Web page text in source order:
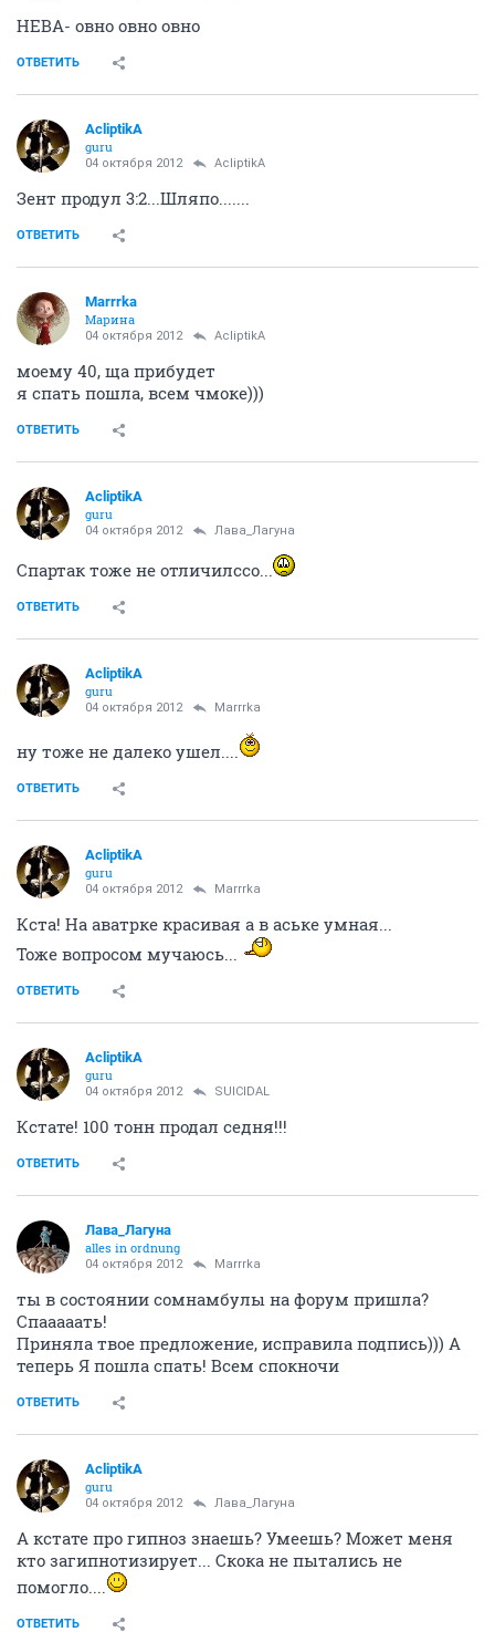
НЕВА- овно овно овно
ОТВЕТИТЬ
AcliptikA
guru
04 октября 2012 AcliptikA
Зент продул 3:2...Шляпо.......
ОТВЕТИТЬ
Marrrka
Марина
04 октября 2012 AcliptikA
моему 40, ща прибудет
я спать пошла, всем чмоке)))
ОТВЕТИТЬ
AcliptikA
guru
04 октября 2012 Лава_Лагуна
Спартак тоже не отличилссо...
ОТВЕТИТЬ
AcliptikA
guru
04 октября 2012 Marrrka
ну тоже не далеко ушел....
ОТВЕТИТЬ
AcliptikA
guru
04 октября 2012 Marrrka
Кста! На аватрке красивая а в аське умная...
Тоже вопросом мучаюсь...
ОТВЕТИТЬ
AcliptikA
guru
04 октября 2012 SUICIDAL
Кстате! 100 тонн продал седня!!!
ОТВЕТИТЬ
Лава_Лагуна
alles in ordnung
04 октября 2012 Marrrka
ты в состоянии сомнамбулы на форум пришла?
Спааааать!
Приняла твое предложение, исправила подпись))) А
теперь Я пошла спать! Всем спокночи
ОТВЕТИТЬ
AcliptikA
guru
04 октября 2012 Лава_Лагуна
А кстате про гипноз знаешь? Умеешь? Может меня
кто загипнотизирует... Скока не пытались не
помогло....
ОТВЕТИТЬ